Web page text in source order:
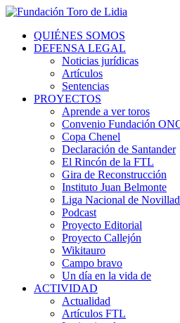
QUIÉNES SOMOS
DEFENSA LEGAL
Noticias jurídicas
Artículos
Sentencias
PROYECTOS
Aprende a ver toros
Convenio Fundación
Copa Chenel
Declaración de Santander
El Rincón de la FTL
Gira de Reconstrucción
Instituto Juan Belmonte
Liga Nacional de
Podcast
Proyecto Editorial
Proyecto Callejón
Wikitauro
Campo bravo
Un día en la vida de
ACTIVIDAD
Actualidad
Artículos FTL